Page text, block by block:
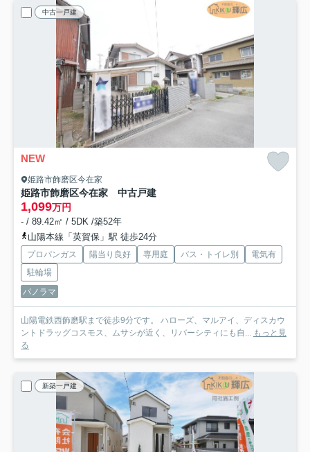
中古一戸建
NEW
姫路市飾磨区今在家
姫路市飾磨区今在家 中古戸建
1,099万円
- / 89.42㎡ / 5DK /築52年
山陽本線「英賀保」駅 徒歩24分
プロパンガス 陽当り良好 専用庭 バス・トイレ別
電気有
駐輪場
パノラマ
山陽電鉄西飾磨駅まで徒歩9分です。 ハローズ、マルアイ、ディスカウ
ントドラッグコスモス、ムサシが近く、リバーシティにも自... もっと見
る
新築一戸建